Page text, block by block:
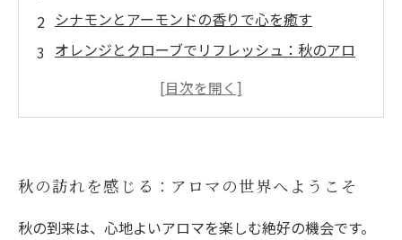
シナモンとアーモンドの香りで心を癒す
オレンジとクローブでリフレッシュ：秋のアロ
マオイルの使い方
自然の恵みを感じる：アロマで豊かな秋を楽し
む
秋の訪れを感じる：アロマの世界へようこそ
秋の到来は、心地よいアロマを楽しむ絶好の機会です。